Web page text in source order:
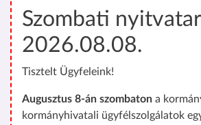
Szombati
2026.08.08.
Tisztelt Ügyfeleink!
Augusztus 8-án szombaton a
kormányhivatali ügyfélszolgálatok